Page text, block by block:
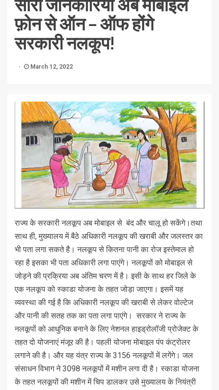
सारी जानकारियां अब मोबाइल
फ़ोन से ऑन – ऑफ होंगे
सरकारी नलकूप!
March 12, 2022
राज्य के सरकारी नलकूप अब मोबाइल से बंद और चालू हो सकेंगे।तथा
साथ ही, मुख्यालय में बैठे अधिकारी नलकूप की खराबी और जलस्तर का
भी पता लगा सकते है। नलकूप से कितना पानी का रोज इस्तेमाल हो
रहा है इसका भी पता अधिकारी लगा पाएंगे। नलकूपों को मोबाइल से
जोड़ने की प्रक्रिया अब अंतिम चरण में है। इसी के साथ हर जिले के
एक नलकूप को स्काडा योजना के तहत जोड़ा जाएगा। इसमें यह
व्यवस्था की गई है कि अधिकारी नलकूप की खराबी से लेकर वोल्टेज
और पानी की सतह तक का पता लगा पाएंगे। सरकार ने राज्य के
नलकूपों को आधुनिक बनाने के लिए नेशनल हाइड्रोलॉजी प्रोजेक्ट के
तहत दो योजनाएं मंजूर की है। पहली योजना मोबाइल पंप कंट्रोलर
लगाने की है। और यह यंत्र राज्य के 3156 नलकूपों में लगेंगे। जल
संसाधन विभाग ने 3098 नलकूपों में मशीन लगा दी है। स्काडा योजना
के तहत नलकूपों की मशीन में चिप डालकर उसे मुख्यालय के नियंत्री